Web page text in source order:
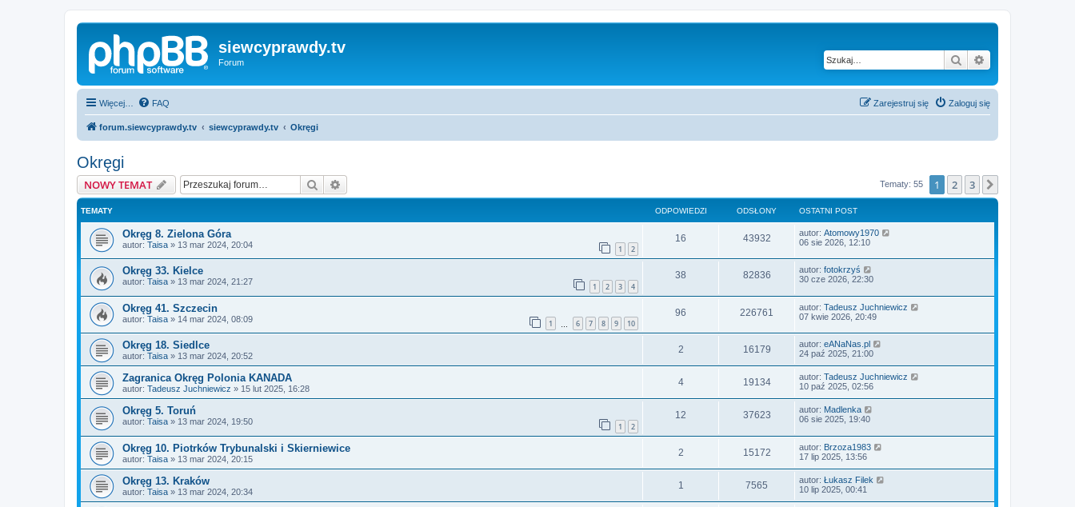
siewcyprawdy.tv
Forum Szukaj
Więcej… FAQ Zaloguj się
Zarejestruj się
forum.siewcyprawdy.tv siewcyprawdy.tv Okręgi
Okręgi
NOWY TEMAT Szukaj Tematy: 55 1 2 3
TEMATY ODPOWIEDZI ODSŁONY OSTATNI POST
Okręg 8. Zielona Góra
autor: Taisa » 13 mar 2024, 20:04 1 2
16 43932 autor: Atomowy1970
06 sie 2026, 12:10
Okręg 33. Kielce
autor: Taisa » 13 mar 2024, 21:27 1 2 3 4
38 82836 autor: fotokrzyś
30 cze 2026, 22:30
Okręg 41. Szczecin
autor: Taisa » 14 mar 2024, 08:09 1 6 7 8 9 10
96 226761 autor: Tadeusz Juchniewicz
07 kwie 2026, 20:49
Okręg 18. Siedlce
autor: Taisa » 13 mar 2024, 20:52
2 16179 autor: eANaNas.pl
24 paź 2025, 21:00
Zagranica Okręg Polonia KANADA
autor: Tadeusz Juchniewicz » 15 lut 2025, 16:28
4 19134 autor: Tadeusz Juchniewicz
10 paź 2025, 02:56
Okręg 5. Toruń
autor: Taisa » 13 mar 2024, 19:50 1 2
12 37623 autor: Madlenka
06 sie 2025, 19:40
Okręg 10. Piotrków Trybunalski i Skierniewice
autor: Taisa » 13 mar 2024, 20:15
2 15172 autor: Brzoza1983
17 lip 2025, 13:56
Okręg 13. Kraków
autor: Taisa » 13 mar 2024, 20:34
1 7565 autor: Łukasz Filek
10 lip 2025, 00:41